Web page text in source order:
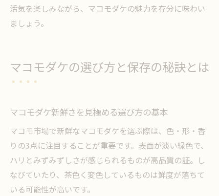
活気を楽しみながら、マコモダケの魅力を存分に味わい
ましょう。
マコモダケの選び方と保存の秘訣とは
マコモダケ新鮮さを見極める選び方の基本
マコモ市場で新鮮なマコモダケを選ぶ際は、色・形・香
りの3点に注目することが重要です。表面が淡い緑色で、
ハリとみずみずしさが感じられるものが高品質の証。し
なびていたり、茶色く変色しているものは鮮度が落ちて
いる可能性が高いです。